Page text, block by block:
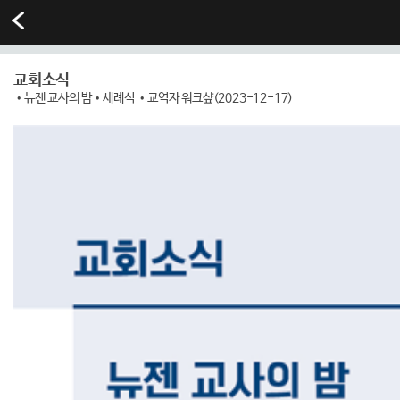
교회소식
•뉴젠 교사의 밤•세례식 •교역자 워크샾(2023-12-17)